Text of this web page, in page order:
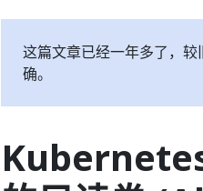
这篇文章已经一年多了，
确。